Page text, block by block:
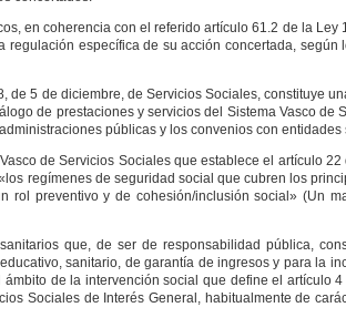
en coherencia con el referido artículo 61.2 de la Ley
específica de su acción concertada,
5 de diciembre, de Servicios Sociales, constituye
de prestaciones y servicios del Sistema Vasco de
públicas y los convenios con entidades
de Servicios Sociales que establece el artículo
regímenes de seguridad social que cubren los
rol preventivo y de cohesión/inclusión social» (Un
que, de ser de responsabilidad pública,
sanitario, de garantía de ingresos y para la
de la intervención social que define el artículo
Sociales de Interés General, habitualmente de